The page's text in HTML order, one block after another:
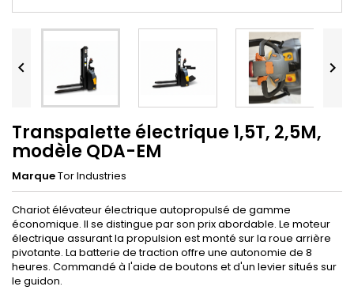
 
Transpalette électrique 1,5T, 2,5M,
modèle QDA-EM
MarqueTor Industries
Chariot élévateur électrique autopropulsé de gamme
économique. Il se distingue par son prix abordable. Le moteur
électrique assurant la propulsion est monté sur la roue arrière
pivotante. La batterie de traction offre une autonomie de 8
heures. Commandé à l'aide de boutons et d'un levier situés sur
le guidon.